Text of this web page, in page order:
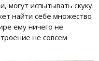
испытывать скуку.
найти себе множество
ему ничего не
не совсем